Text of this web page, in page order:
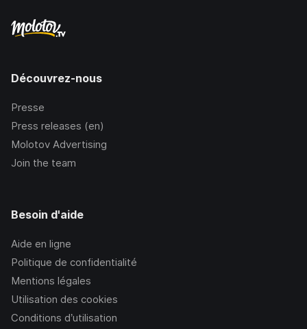
Découvrez-nous
Presse
Press releases (en)
Molotov Advertising
Join the team
Besoin d'aide
Aide en ligne
Politique de confidentialité
Mentions légales
Utilisation des cookies
Conditions d’utilisation